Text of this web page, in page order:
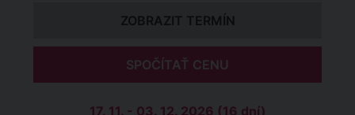
ZOBRAZIT TERMÍN
SPOČÍTAŤ CENU
17. 11. - 03. 12. 2026 (16 dní)